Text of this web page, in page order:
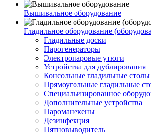
Вышивальное оборудование
Гладильное оборудование
Гладильные доски
Парогенераторы
Электропаровые утюги
Устройства для дублирования
Консольные гладильные столы
Прямоугольные гладильные
Специальизированное
Дополнительные устройства
Пароманекены
Дезинфекция
Пятновыводитель